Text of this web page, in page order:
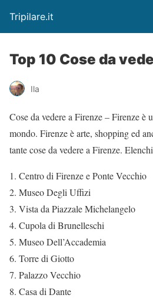
Tripilare.it
Top 10 Cose da
Ila
Cose da vedere a Firenze – Firenze è
mondo. Firenze è arte, shopping ed
tante cose da vedere a Firenze.
Centro di Firenze e Ponte Vecchio
Museo Degli Uffizi
Vista da Piazzale Michelangelo
Cupola di Brunelleschi
Museo Dell’Accademia
Torre di Giotto
Palazzo Vecchio
Casa di Dante